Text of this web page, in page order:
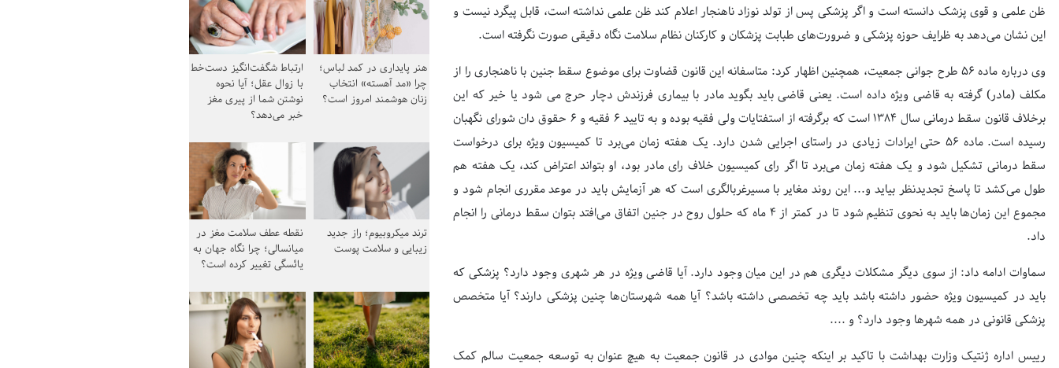
ظن علمی و قوی پزشک دانسته است و اگر پزشکی پس از تولد نوزاد ناهنجار اعلام کند ظن علمی نداشته است، قابل پیگرد نیست و
این نشان می‌دهد به ظرایف حوزه پزشکی و ضرورت‌های طبابت پزشکان و کارکنان نظام سلامت نگاه دقیقی صورت نگرفته است.
وی درباره ماده ۵۶ طرح جوانی جمعیت، همچنین اظهار کرد: متاسفانه این قانون قضاوت برای موضوع سقط جنین با ناهنجاری را از
مکلف (مادر) گرفته به قاضی ویژه داده است. یعنی قاضی باید بگوید مادر با بیماری فرزندش دچار حرج می شود یا خیر که این
برخلاف قانون سقط درمانی سال ۱۳۸۴ است که برگرفته از استفتایات ولی فقیه بوده و به تایید ۶ فقیه و ۶ حقوق دان شورای نگهبان
رسیده است. ماده ۵۶ حتی ایرادات زیادی در راستای اجرایی شدن دارد. یک هفته زمان می‌برد تا کمیسیون ویژه برای درخواست
سقط درمانی تشکیل شود و یک هفته زمان می‌برد تا اگر رای کمیسیون خلاف رای مادر بود، او بتواند اعتراض کند، یک هفته هم
طول می‌کشد تا پاسخ تجدیدنظر بیاید و... این روند مغایر با مسیرغربالگری است که هر آزمایش باید در موعد مقرری انجام شود و
مجموع این زمان‌ها باید به نحوی تنظیم شود تا در کمتر از ۴ ماه که حلول روح در جنین اتفاق می‌افتد بتوان سقط درمانی را انجام
داد.
سماوات ادامه داد: از سوی دیگر مشکلات دیگری هم در این میان وجود دارد. آیا قاضی ویژه در هر شهری وجود دارد؟ پزشکی که
باید در کمیسیون ویژه حضور داشته باشد باید چه تخصصی داشته باشد؟ آیا همه شهرستان‌ها چنین پزشکی دارند؟ آیا متخصص
پزشکی قانونی در همه شهرها وجود دارد؟ و ....
رییس اداره ژنتیک وزارت بهداشت با تاکید بر اینکه چنین موادی در قانون جمعیت به هیچ عنوان به توسعه جمعیت سالم کمک
هنر پایداری در کمد لباس؛
چرا «مد آهسته» انتخاب
زنان هوشمند امروز است؟
ارتباط شگفت‌انگیز دست‌خط
با زوال عقل؛ آیا نحوه
نوشتن شما از پیری مغز
خبر می‌دهد؟
ترند میکروبیوم؛ راز جدید
زیبایی و سلامت پوست
نقطه عطف سلامت مغز در
میانسالی؛ چرا نگاه جهان به
یائسگی تغییر کرده است؟